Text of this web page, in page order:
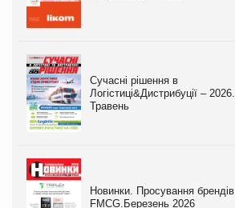
Сучасні рішення в
Логістиці&Дистрибуції – 2026.
Травень
Новинки. Просування брендів
FMCG.Березень 2026